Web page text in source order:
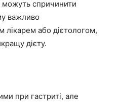
можуть спричинити
важливо
лікарем або дієтологом,
дієту.
при гастриті, але